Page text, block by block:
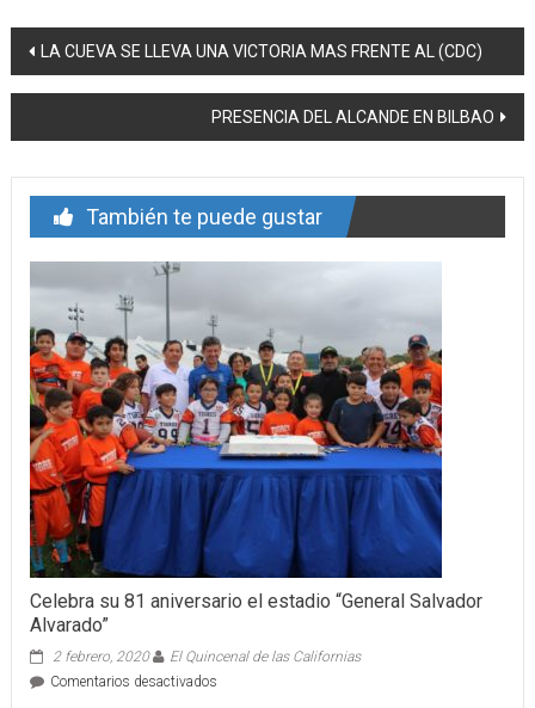
Navegación
de
entrada
LA CUEVA SE LLEVA UNA VICTORIA MAS FRENTE AL (CDC)
PRESENCIA DEL ALCANDE EN BILBAO
También te puede gustar
Celebra su 81 aniversario el estadio “General Salvador
Alvarado”
2 febrero, 2020
El Quincenal de las Californias
Comentarios desactivadosen